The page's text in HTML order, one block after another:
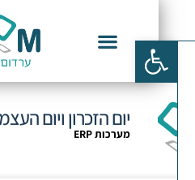
פתח סרגל נגישות
יום הזכרון ויום
מערכות ERP